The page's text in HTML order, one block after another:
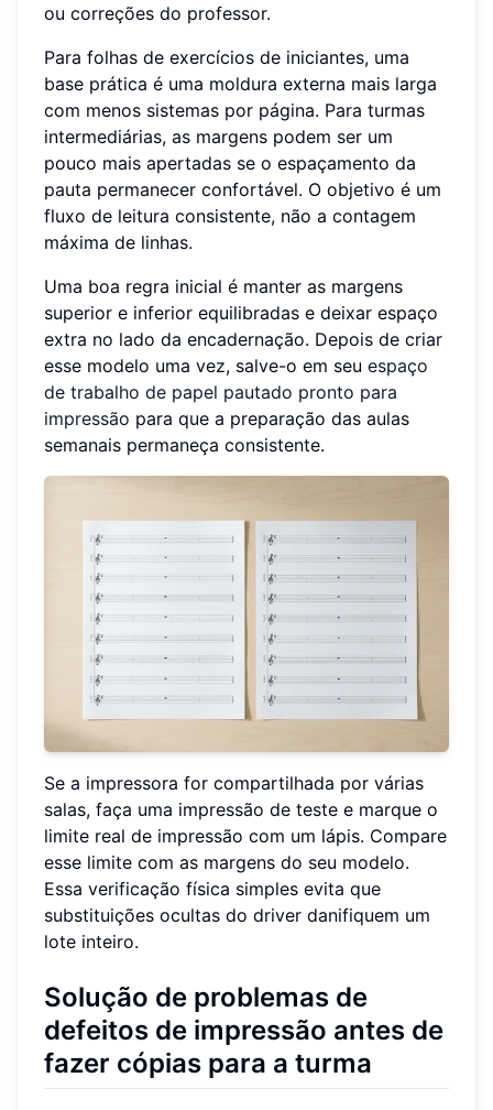
ou correções do professor.
Para folhas de exercícios de iniciantes, uma
base prática é uma moldura externa mais larga
com menos sistemas por página. Para turmas
intermediárias, as margens podem ser um
pouco mais apertadas se o espaçamento da
pauta permanecer confortável. O objetivo é um
fluxo de leitura consistente, não a contagem
máxima de linhas.
Uma boa regra inicial é manter as margens
superior e inferior equilibradas e deixar espaço
extra no lado da encadernação. Depois de criar
esse modelo uma vez, salve-o em seu espaço
de trabalho de papel pautado pronto para
impressão para que a preparação das aulas
semanais permaneça consistente.
Se a impressora for compartilhada por várias
salas, faça uma impressão de teste e marque o
limite real de impressão com um lápis. Compare
esse limite com as margens do seu modelo.
Essa verificação física simples evita que
substituições ocultas do driver danifiquem um
lote inteiro.
Solução de problemas de
defeitos de impressão antes de
fazer cópias para a turma